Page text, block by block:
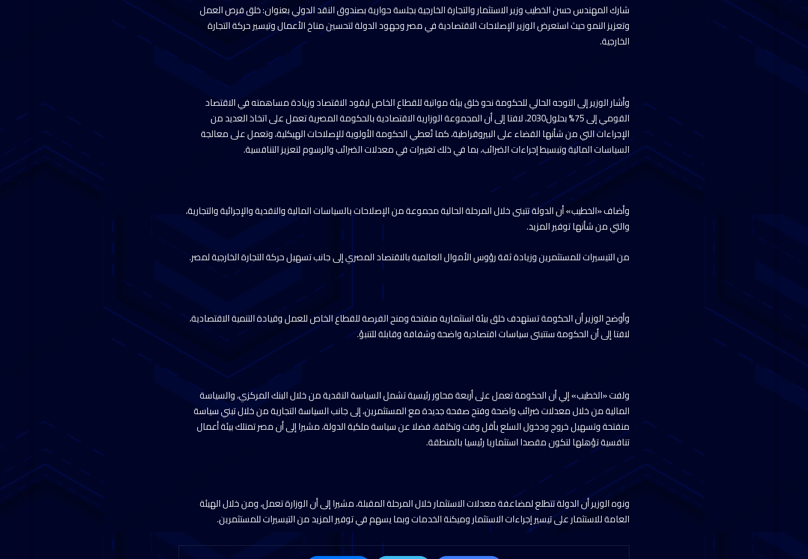
شارك المهندس حسن الخطيب وزير الاستثمار والتجارة الخارجية بجلسة حوارية بصندوق النقد الدولي بعنوان: خلق فرص العمل
وتعزيز النمو حيث استعرض الوزير الإصلاحات الاقتصادية في مصر وجهود الدولة لتحسين مناخ الأعمال وتيسير حركة التجارة
الخارجية.
وأشار الوزير إلى التوجه الحالي للحكومة نحو خلق بيئة مواتية للقطاع الخاص ليقود الاقتصاد وزيادة مساهمته في الاقتصاد
القومي إلى 75% بحلول2030، لافتا إلى أن المجموعة الوزارية الاقتصادية بالحكومة المصرية تعمل على اتخاذ العديد من
الإجراءات التي من شأنها القضاء على البيروقراطية، كما تُعطي الحكومة الأولوية للإصلاحات الهيكلية، وتعمل على معالجة
السياسات المالية وتبسيط إجراءات الضرائب، بما في ذلك تغييرات في معدلات الضرائب والرسوم لتعزيز التنافسية.
وأضاف «الخطيب» أن الدولة تتبنى خلال المرحلة الحالية مجموعة من الإصلاحات بالسياسات المالية والنقدية والإجرائية والتجارية،
والتي من شأنها توفير المزيد.
من التيسيرات للمستثمرين وزيادة ثقة رؤوس الأموال العالمية بالاقتصاد المصري إلى جانب تسهيل حركة التجارة الخارجية لمصر.
وأوضح الوزير أن الحكومة تستهدف خلق بيئة استثمارية منفتحة ومنح الفرصة للقطاع الخاص للعمل وقيادة التنمية الاقتصادية،
لافتا إلى أن الحكومة ستتبنى سياسات اقتصادية واضحة وشفافة وقابلة للتنبؤ.
ولفت «الخطيب» إلي أن الحكومة تعمل على أربعة محاور رئيسية تشمل السياسة النقدية من خلال البنك المركزي، والسياسة
المالية من خلال معدلات ضرائب واضحة وفتح صفحة جديدة مع المستثمرين، إلى جانب السياسة التجارية من خلال تبني سياسة
منفتحة وتسهيل خروج ودخول السلع بأقل وقت وتكلفة، فضلا عن سياسة ملكية الدولة، مشيرا إلى أن مصر تمتلك بيئة أعمال
تنافسية تؤهلها لتكون مقصدا استثماريا رئيسيا بالمنطقة.
ونوه الوزير أن الدولة تتطلع لمضاعفة معدلات الاستثمار خلال المرحلة المقبلة، مشيرا إلى أن الوزارة تعمل، ومن خلال الهيئة
العامة للاستثمار على تيسير إجراءات الاستثمار وميكنة الخدمات وبما يسهم في توفير المزيد من التيسيرات للمستثمرين.